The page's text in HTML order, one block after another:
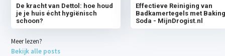
Meer lezen?
Bekijk alle posts
De kracht van Dettol: hoe houd
je je huis écht hygiënisch
schoon?
Effectieve Reiniging van
Badkamertegels met
Soda - MijnDrogist.nl